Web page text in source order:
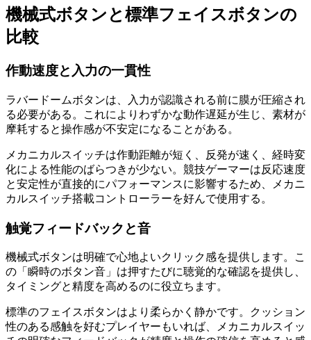
機械式ボタンと標準フェイスボタンの
比較
作動速度と入力の一貫性
ラバードームボタンは、入力が認識される前に膜が圧縮され
る必要がある。これによりわずかな動作遅延が生じ、素材が
摩耗すると操作感が不安定になることがある。
メカニカルスイッチは作動距離が短く、反発が速く、経時変
化による性能のばらつきが少ない。競技ゲーマーは反応速度
と安定性が直接的にパフォーマンスに影響するため、メカニ
カルスイッチ搭載コントローラーを好んで使用する。
触覚フィードバックと音
機械式ボタンは明確で心地よいクリック感を提供します。こ
の「瞬時のボタン音」は押すたびに聴覚的な確認を提供し、
タイミングと精度を高めるのに役立ちます。
標準のフェイスボタンはより柔らかく静かです。クッション
性のある感触を好むプレイヤーもいれば、メカニカルスイッ